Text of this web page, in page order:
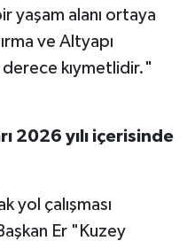
yaşam alanı ortaya
ve Altyapı
derece kıymetlidir."
2026 yılı içerisinde
yol çalışması
Er "Kuzey